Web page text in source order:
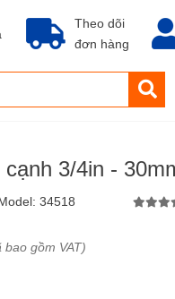
Theo dõi
đơn hàng
3/4in -
34518
bao gồm VAT)